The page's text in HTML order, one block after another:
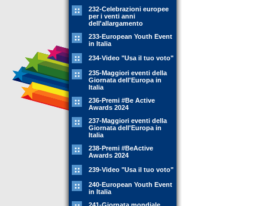
232-Celebrazioni europee
per i venti anni
dell'allargamento
233-European Youth Event
in Italia
234-Video "Usa il tuo voto"
235-Maggiori eventi della
Giornata dell'Europa in
Italia
236-Premi #Be Active
Awards 2024
237-Maggiori eventi della
Giornata dell'Europa in
Italia
238-Premi #BeActive
Awards 2024
239-Video "Usa il tuo voto"
240-European Youth Event
in Italia